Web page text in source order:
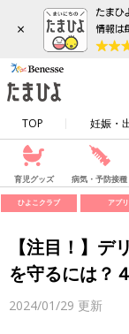
×
TOP 妊娠・
育児グッズ 病気・予防接種
ひよこクラブ アプリ
【注目！】デ
を守るには？
2024/01/29 更新